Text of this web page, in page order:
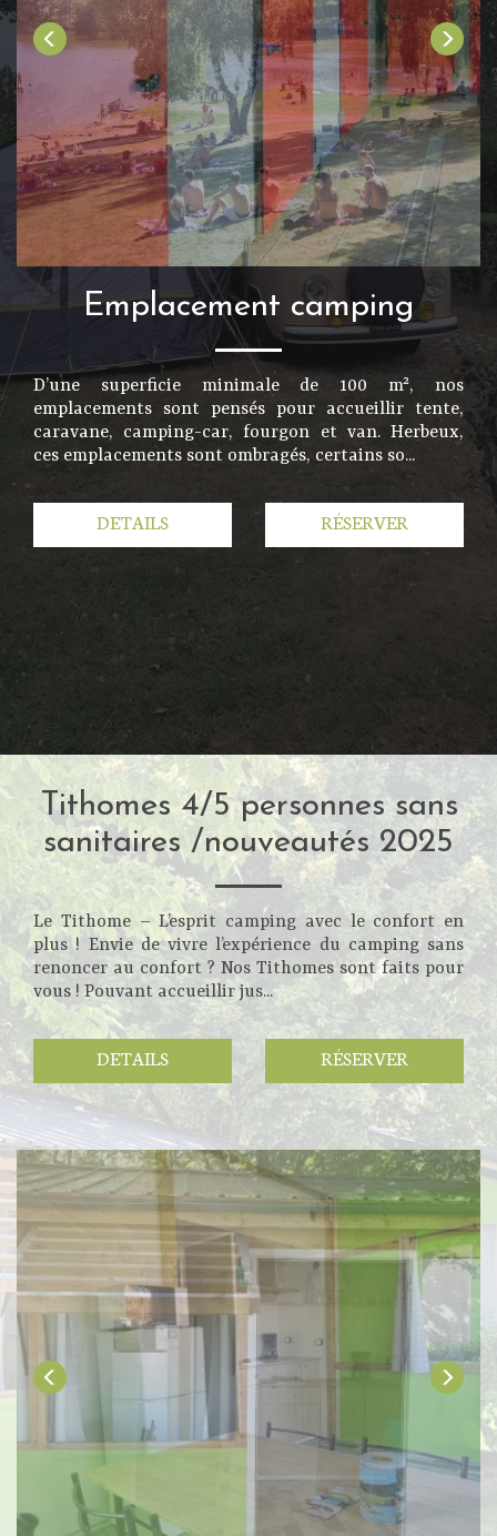
Emplacement camping
D’une superficie minimale de 100 m², nos
emplacements sont pensés pour accueillir tente,
caravane, camping-car, fourgon et van. Herbeux,
ces emplacements sont ombragés, certains so...
DETAILS RÉSERVER
Tithomes 4/5 personnes sans
sanitaires /nouveautés 2025
Le Tithome – L’esprit camping avec le confort en
plus ! Envie de vivre l’expérience du camping sans
renoncer au confort ? Nos Tithomes sont faits pour
vous ! Pouvant accueillir jus...
DETAILS RÉSERVER